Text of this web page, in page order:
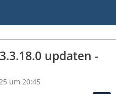
updaten -
um 20:45